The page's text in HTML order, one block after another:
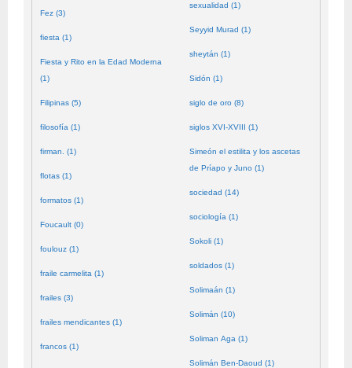
Fez (3)
fiesta (1)
Fiesta y Rito en la Edad Moderna
(1)
Filipinas (5)
filosofía (1)
firman. (1)
flotas (1)
formatos (1)
Foucault (0)
foulouz (1)
fraile carmelita (1)
frailes (3)
frailes mendicantes (1)
francos (1)
sexualidad (1)
Seyyid Murad (1)
sheytán (1)
Sidón (1)
siglo de oro (8)
siglos XVI-XVIII (1)
Simeón el estilita y los ascetas
de Príapo y Juno (1)
sociedad (14)
sociología (1)
Sokoli (1)
soldados (1)
Solimaán (1)
Solimán (10)
Soliman Aga (1)
Solimán Ben-Daoud (1)